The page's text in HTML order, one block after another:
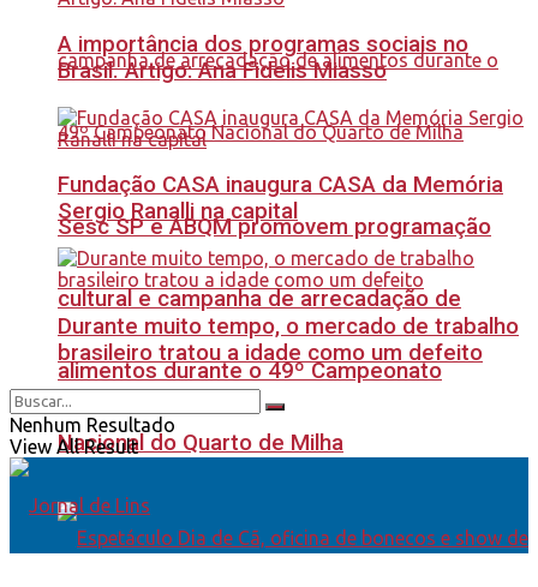
Sesc SP e ABQM promovem programação
cultural e campanha de arrecadação de
alimentos durante o 49º Campeonato
Nacional do Quarto de Milha
A importância dos programas sociais no
Brasil. Artigo: Ana Fidelis Miasso
Fundação CASA inaugura CASA da Memória
Sergio Ranalli na capital
Durante muito tempo, o mercado de trabalho
brasileiro tratou a idade como um defeito
Nenhum Resultado
View All Result